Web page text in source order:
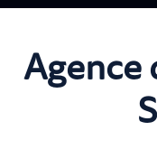
Agence